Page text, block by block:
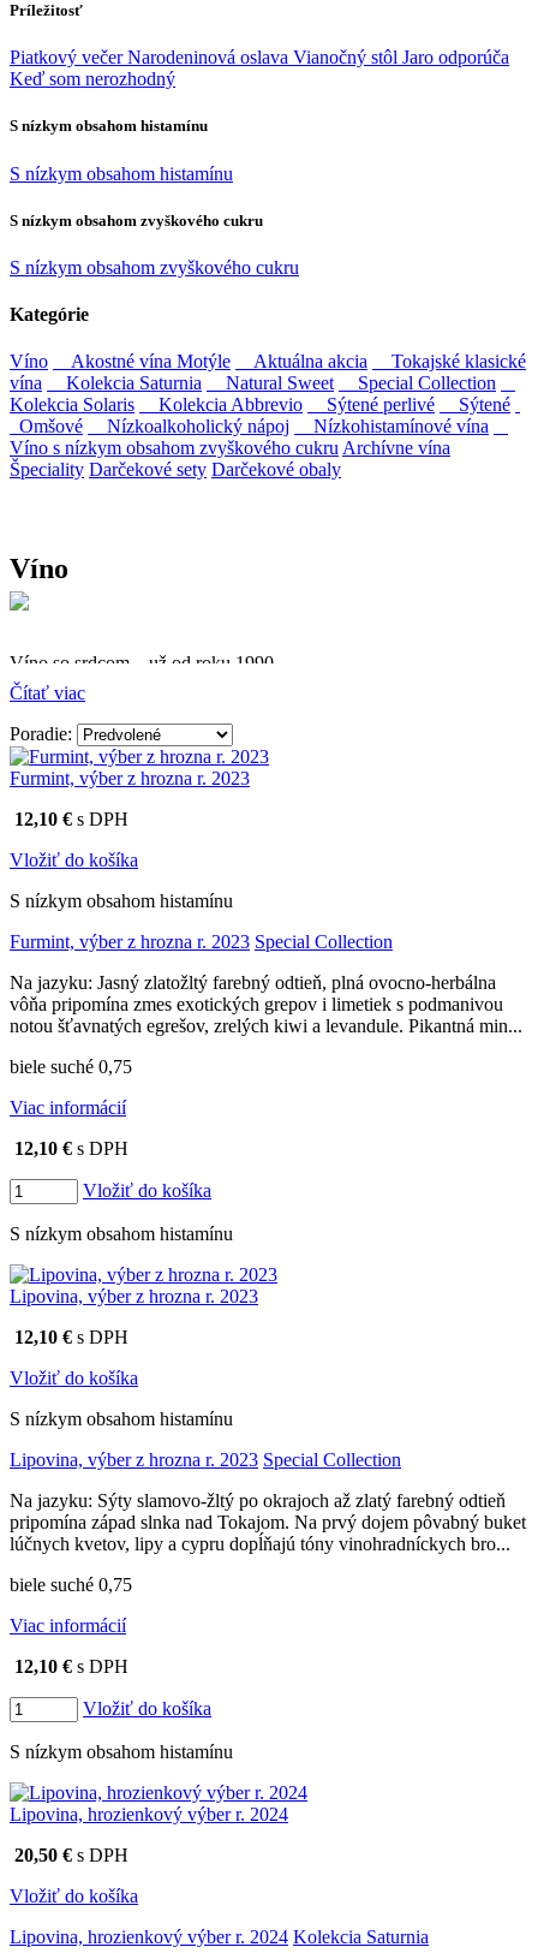
Príležitosť
Piatkový večerNarodeninová oslava Vianočný stôl Jaro odporúča
Keď som nerozhodný
S nízkym obsahom histamínu
S nízkym obsahom histamínu
S nízkym obsahom zvyškového cukru
S nízkym obsahom zvyškového cukru
Kategórie
Víno Akostné vína Motýle Aktuálna akcia
Tokajské klasické
vína
Kolekcia Saturnia Natural Sweet
Special Collection
Kolekcia Solaris
Kolekcia Abbrevio Sýtené perlivé
Sýtené
Omšové
Nízkoalkoholický nápoj
Nízkohistamínové vína
Víno s nízkym obsahom zvyškového cukru Archívne vína
Špeciality Darčekové sety Darčekové obaly
Víno
Víno so srdcom – už od roku 1990
Firma Ostrožovič je najstaršou privátnou firmou na
slovenskom Tokaji.
Vyrábame kvalitné odrodové a výberové vína. Ako prví sme
priniesli na slovenský trh sólo spracované vína z tokajských odrôd
Furmint, Lipovina a Muškát žltý reduktívnou technológiou. Hrozno
spracúvame najmodernejšími technológiami, vrátane riadenej
fermentácie.
Čítať viac
Poradie:
Furmint, výber z hrozna r. 2023
12,10 € s DPH
Vložiť do košíka
S nízkym obsahom histamínu
Furmint, výber z hrozna r. 2023 Special Collection
Na jazyku: Jasný zlatožltý farebný odtieň, plná ovocno-herbálna
vôňa pripomína zmes exotických grepov i limetiek s podmanivou
notou šťavnatých egrešov, zrelých kiwi a levandule. Pikantná min...
biele suché 0,75
Viac informácií
12,10 € s DPH
Vložiť do košíka
S nízkym obsahom histamínu
Lipovina, výber z hrozna r. 2023
12,10 € s DPH
Vložiť do košíka
S nízkym obsahom histamínu
Lipovina, výber z hrozna r. 2023 Special Collection
Na jazyku: Sýty slamovo-žltý po okrajoch až zlatý farebný odtieň
pripomína západ slnka nad Tokajom. Na prvý dojem pôvabný buket
lúčnych kvetov, lipy a cypru dopĺňajú tóny vinohradníckych bro...
biele suché 0,75
Viac informácií
12,10 € s DPH
Vložiť do košíka
S nízkym obsahom histamínu
Lipovina, hrozienkový výber r. 2024
20,50 € s DPH
Vložiť do košíka
Lipovina, hrozienkový výber r. 2024 Kolekcia Saturnia